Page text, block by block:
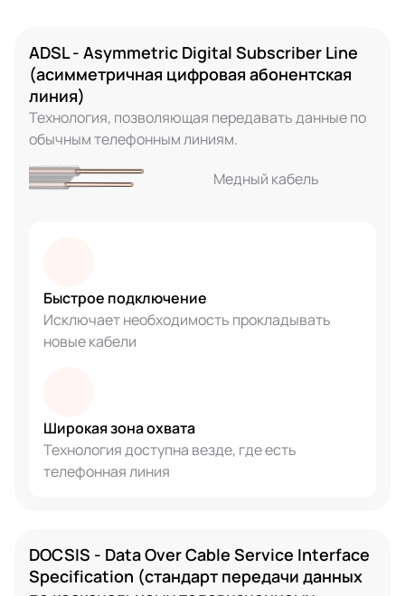
ADSL - Asymmetric Digital Subscriber Line
(асимметричная цифровая абонентская
линия)
Технология, позволяющая передавать данные по
обычным телефонным линиям.
Медный кабель
Быстрое подключение
Исключает необходимость прокладывать
новые кабели
Широкая зона охвата
Технология доступна везде, где есть
телефонная линия
DOCSIS - Data Over Cable Service Interface
Specification (стандарт передачи данных